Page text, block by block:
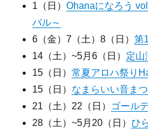
1（日）Ohanaになろう
バル～
6（金）7（土）8（日）第
14（土）~5月6（日） 定山
15（日）常夏アロハ祭り
15（日） なまらいい音ま
21（土）22（日） ゴール
28（土）~5月20（日）ひ